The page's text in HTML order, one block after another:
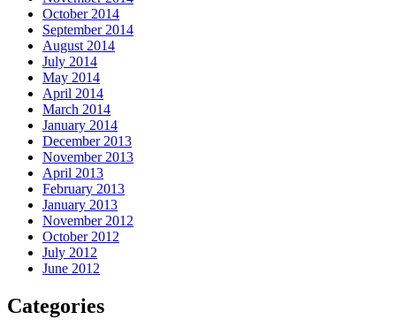
October 2014
September 2014
August 2014
July 2014
May 2014
April 2014
March 2014
January 2014
December 2013
November 2013
April 2013
February 2013
January 2013
November 2012
October 2012
July 2012
June 2012
Categories